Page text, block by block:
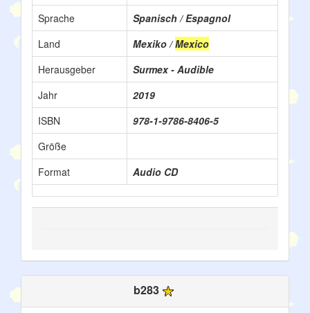
Sprache
Spanisch / Espagnol
Land
Mexiko /Mexico
Herausgeber
Surmex - Audible
Jahr
2019
ISBN
978-1-9786-8406-5
Größe
Format
Audio CD
b283